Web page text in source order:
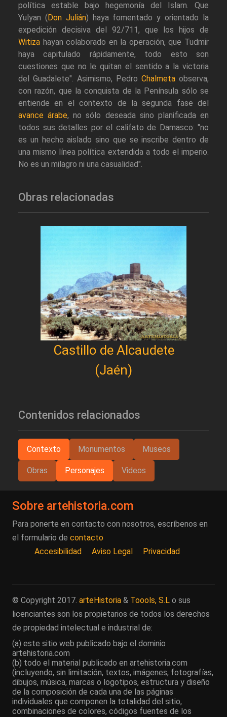
política estable bajo hegemonía del Islam. Que
Yulyan ( Don Julián) haya fomentado y orientado la
expedición decisiva del 92/711, que los hijos de
Witiza hayan colaborado en la operación, que Tudmir
haya capitulado rápidamente, todo esto son
cuestiones que no le quitan el sentido a la victoria
del Guadalete". Asimismo, Pedro Chalmeta observa,
con razón, que la conquista de la Península sólo se
entiende en el contexto de la segunda fase del
avance árabe, no sólo deseada sino planificada en
todos sus detalles por el califato de Damasco: "no
es un hecho aislado sino que se inscribe dentro de
una mismo línea política extendida a todo el imperio.
No es un milagro ni una casualidad".
Obras relacionadas
Castillo de Alcaudete
(Jaén)
Contenidos relacionados
Contexto Monumentos Museos
Obras Personajes Videos
Sobre artehistoria.com
Para ponerte en contacto con nosotros, escríbenos en
el formulario de contacto
Accesibilidad
Aviso Legal Privacidad
© Copyright 2017. arteHistoria & Toools, S.L o sus
licenciantes son los propietarios de todos los derechos
de propiedad intelectual e industrial de:
(a) este sitio web publicado bajo el dominio
artehistoria.com
(b) todo el material publicado en artehistoria.com
(incluyendo, sin limitación, textos, imágenes, fotografías,
dibujos, música, marcas o logotipos, estructura y diseño
de la composición de cada una de las páginas
individuales que componen la totalidad del sitio,
combinaciones de colores, códigos fuentes de los